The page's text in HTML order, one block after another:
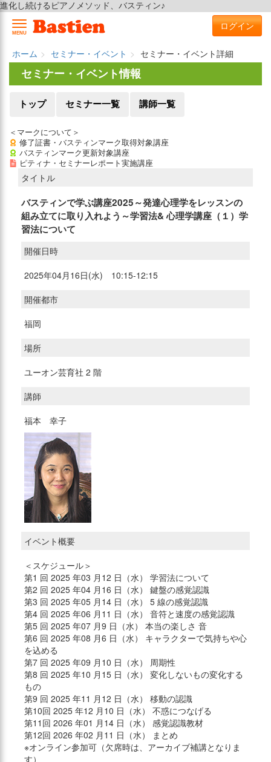
進化し続けるピアノメソッド、バスティン♪
MENU
ログイン
ホーム セミナー・イベント
セミナー・イベント詳細
セミナー・イベント情報
トップ セミナー一覧 講師一覧
＜マークについて＞
修了証書・バスティンマーク取得対象講座
バスティンマーク更新対象講座
ピティナ・セミナーレポート実施講座
タイトル
バスティンで学ぶ講座2025～発達心理学をレッスンの
組み立てに取り入れよう～学習法& 心理学講座（１）学
習法について
開催日時
2025年04月16日(水) 10:15-12:15
開催都市
福岡
場所
ユーオン芸育社 2 階
講師
福本 幸子
イベント概要
＜スケジュール＞
第1 回 2025 年03 月12 日（水） 学習法について
第2 回 2025 年04 月16 日（水） 鍵盤の感覚認識
第3 回 2025 年05 月14 日（水） 5 線の感覚認識
第4 回 2025 年06 月11 日（水） 音符と速度の感覚認識
第5 回 2025 年07 月9 日（水） 本当の楽しさ 音
第6 回 2025 年08 月6 日（水） キャラクターで気持ちや心
を込める
第7 回 2025 年09 月10 日（水） 周期性
第8 回 2025 年10 月15 日（水） 変化しないもの変化する
もの
第9 回 2025 年11 月12 日（水） 移動の認識
第10回 2025 年12 月10 日（水） 不惑につなげる
第11回 2026 年01 月14 日（水） 感覚認識教材
第12回 2026 年02 月11 日（水） まとめ
※オンライン参加可（欠席時は、アーカイブ補講となりま
す）